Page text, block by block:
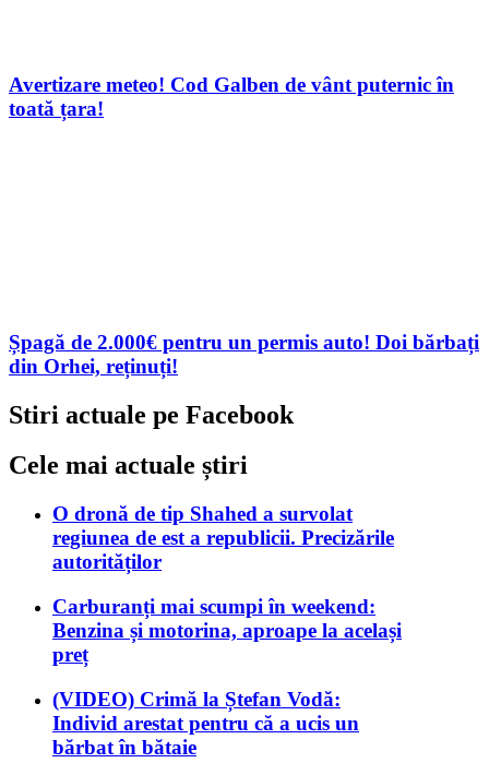
Avertizare meteo! Cod Galben de vânt puternic în
toată țara!
Șpagă de 2.000€ pentru un permis auto! Doi bărbați
din Orhei, reținuți!
Stiri actuale pe Facebook
Cele mai actuale știri
O dronă de tip Shahed a survolat
regiunea de est a republicii. Precizările
autorităților
Carburanți mai scumpi în weekend:
Benzina și motorina, aproape la același
preț
(VIDEO) Crimă la Ștefan Vodă:
Individ arestat pentru că a ucis un
bărbat în bătaie